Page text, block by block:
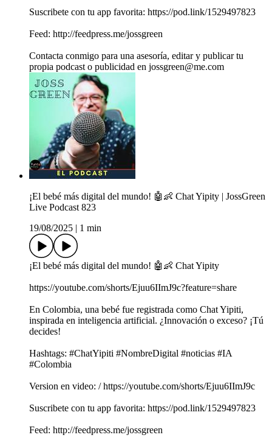
Suscribete con tu app favorita: https://pod.link/1529497823
Feed: http://feedpress.me/jossgreen
Contacta conmigo para una asesoría, editar y publicar tu
propia podcast o publicidad en jossgreen@me.com
¡El bebé más digital del mundo! 🤖👶 Chat Yipity | JossGreen
Live Podcast 823
19/08/2025
1 min
¡El bebé más digital del mundo! 🤖👶 Chat Yipity
https://youtube.com/shorts/Ejuu6IImJ9c?feature=share
En Colombia, una bebé fue registrada como Chat Yipiti,
inspirada en inteligencia artificial. ¿Innovación o exceso? ¡Tú
decides!
Hashtags: #ChatYipiti #NombreDigital #noticias #IA
#Colombia
Version en video: / https://youtube.com/shorts/Ejuu6IImJ9c
Suscribete con tu app favorita: https://pod.link/1529497823
Feed: http://feedpress.me/jossgreen